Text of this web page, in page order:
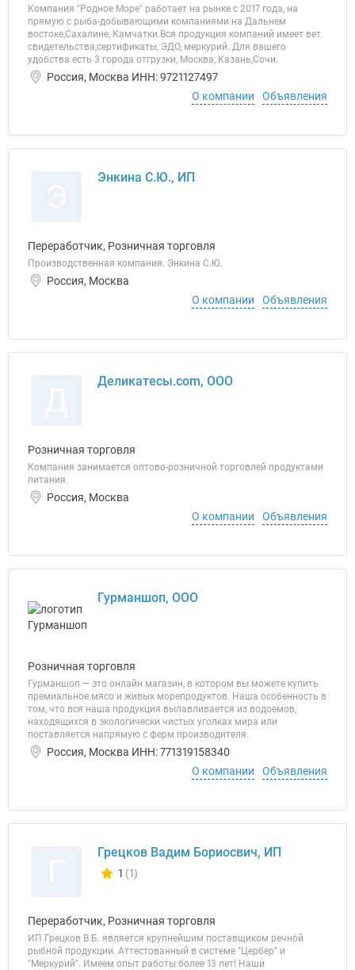
Компания "Родное Море" работает на рынке с 2017 года, на
прямую с рыба-добывающими компаниями на Дальнем
востоке,Сахалине, Камчатки.Вся продукция компаний имеет вет.
свидетельства,сертификаты, ЭДО, меркурий. Для вашего
удобства есть 3 города отгрузки, Москва, Казань,Сочи.
Россия, Москва ИНН: 9721127497
О компании
Объявления
Энкина С.Ю., ИП
Переработчик, Розничная торговля
Производственная компания. Энкина С.Ю.
Россия, Москва
О компании
Объявления
Деликатесы.com, ООО
Розничная торговля
Компания занимается оптово-розничной торговлей продуктами
питания.
Россия, Москва
О компании
Объявления
Гурманшоп, ООО
Розничная торговля
Гурманшоп — это онлайн магазин, в котором вы можете купить
премиальное мясо и живых морепродуктов. Наша особенность в
том, что вся наша продукция вылавливается из водоемов,
находящихся в экологически чистых уголках мира или
поставляется напрямую с ферм производителя.
Россия, Москва ИНН: 771319158340
О компании
Объявления
Грецков Вадим Бориосвич, ИП
Количество отзывов у компании всего и сегодня
1 (1)
Переработчик, Розничная торговля
ИП Грецков В.Б. является крупнейшим поставщиком речной
рыбной продукции. Аттестованный в системе "Цербер" и
"Меркурий". Имеем опыт работы более 13 лет! Наши